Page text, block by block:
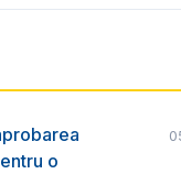
o